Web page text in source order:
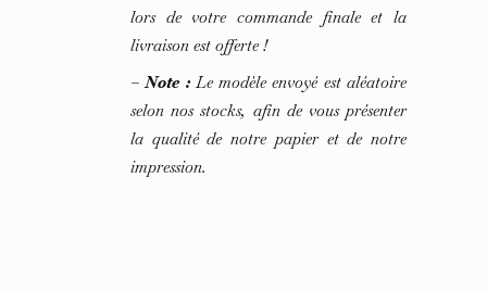
lors de votre commande finale et la
livraison est offerte !
– Note :Le modèle envoyé est aléatoire
selon nos stocks, afin de vous présenter
la qualité de notre papier et de notre
impression.